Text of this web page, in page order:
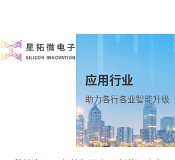
应用行业
助力各行各业智能升级